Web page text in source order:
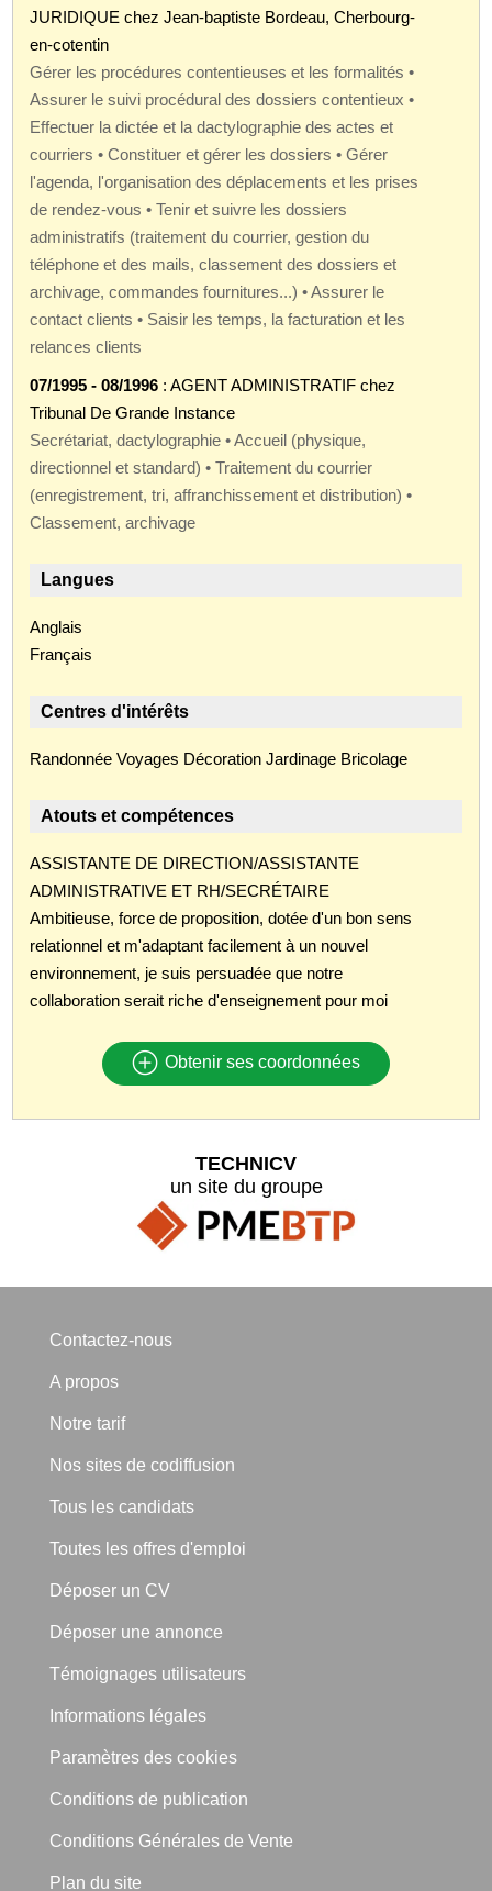
JURIDIQUE chez Jean-baptiste Bordeau, Cherbourg-
en-cotentin
Gérer les procédures contentieuses et les formalités •
Assurer le suivi procédural des dossiers contentieux •
Effectuer la dictée et la dactylographie des actes et
courriers • Constituer et gérer les dossiers • Gérer
l'agenda, l'organisation des déplacements et les prises
de rendez-vous • Tenir et suivre les dossiers
administratifs (traitement du courrier, gestion du
téléphone et des mails, classement des dossiers et
archivage, commandes fournitures...) • Assurer le
contact clients • Saisir les temps, la facturation et les
relances clients
07/1995 - 08/1996 : AGENT ADMINISTRATIF chez
Tribunal De Grande Instance
Secrétariat, dactylographie • Accueil (physique,
directionnel et standard) • Traitement du courrier
(enregistrement, tri, affranchissement et distribution) •
Classement, archivage
Langues
Anglais
Français
Centres d'intérêts
Randonnée Voyages Décoration Jardinage Bricolage
Atouts et compétences
ASSISTANTE DE DIRECTION/ASSISTANTE
ADMINISTRATIVE ET RH/SECRÉTAIRE
Ambitieuse, force de proposition, dotée d'un bon sens
relationnel et m'adaptant facilement à un nouvel
environnement, je suis persuadée que notre
collaboration serait riche d'enseignement pour moi
Obtenir ses coordonnées
TECHNICV
un site du groupe
Contactez-nous
A propos
Notre tarif
Nos sites de codiffusion
Tous les candidats
Toutes les offres d'emploi
Déposer un CV
Déposer une annonce
Témoignages utilisateurs
Informations légales
Paramètres des cookies
Conditions de publication
Conditions Générales de Vente
Plan du site